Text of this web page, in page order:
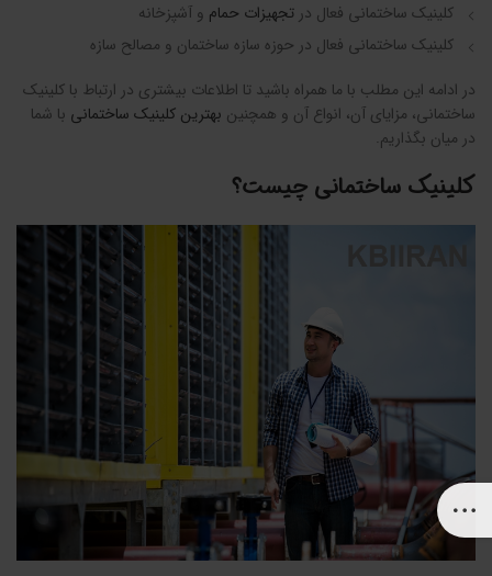
کلینیک ساختمانی فعال در تجهیزات حمام و آشپزخانه
کلینیک ساختمانی فعال در حوزه سازه ساختمان و مصالح سازه
در ادامه این مطلب با ما همراه باشید تا اطلاعات بیشتری در ارتباط با کلینیک
ساختمانی، مزایای آن، انواع آن و همچنین بهترین کلینیک ساختمانی با شما
در میان بگذاریم.
کلینیک ساختمانی چیست؟